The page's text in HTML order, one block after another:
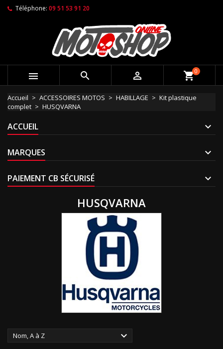
Téléphone: 09 51 53 91 20
   shopping_cart0
Accueil ACCESSOIRES MOTOS HABILLAGE
Kit plastique
complet
HUSQVARNA
ACCUEIL
MARQUES
PAIEMENT CB SÉCURISÉ
HUSQVARNA
Nom, A à Z 